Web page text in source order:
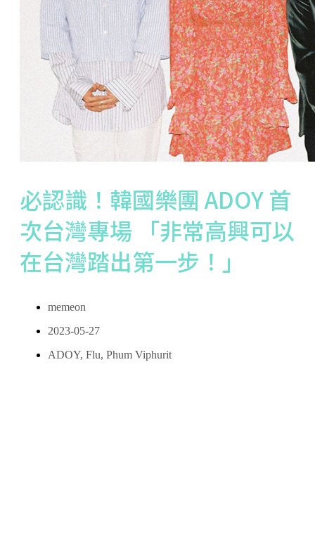
必認識！韓國樂團 ADOY 首
次台灣專場 「非常高興可以
在台灣踏出第一步！」
memeon
2023-05-27
ADOY, Flu, Phum Viphurit